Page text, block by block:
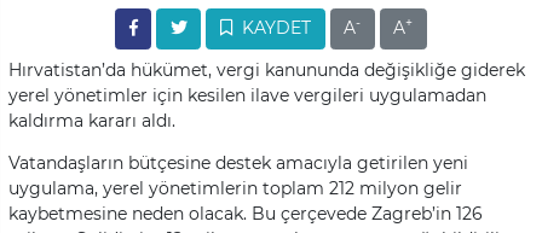
KAYDET A- A+
Hırvatistan’da hükümet, vergi kanununda değişikliğe giderek
yerel yönetimler için kesilen ilave vergileri uygulamadan
kaldırma kararı aldı.
Vatandaşların bütçesine destek amacıyla getirilen yeni
uygulama, yerel yönetimlerin toplam 212 milyon gelir
kaybetmesine neden olacak. Bu çerçevede Zagreb’in 126